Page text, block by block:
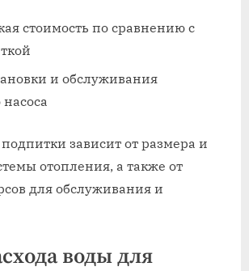
стоимость по сравнению с
и обслуживания
зависит от размера и
отопления, а также от
для обслуживания и
воды для